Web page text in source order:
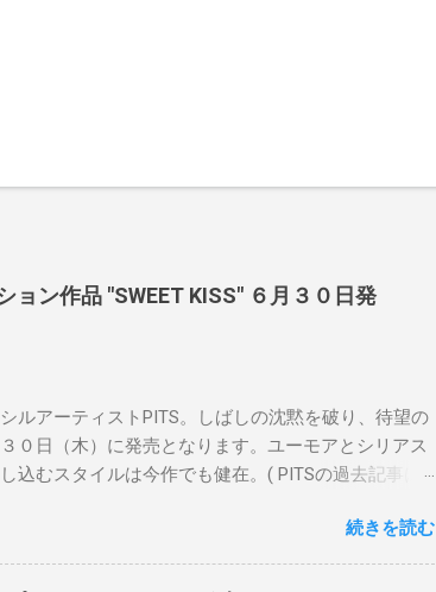
ン作品 "SWEET KISS" ６月３０日発
ルアーティストPITS。しばしの沈黙を破り、待望の
０日（木）に発売となります。ユーモアとシリアス
込むスタイルは今作でも健在。( PITSの過去記事は
エディション：各色５ サイズ：800mm ×
購入は、 こちら から
続きを読む